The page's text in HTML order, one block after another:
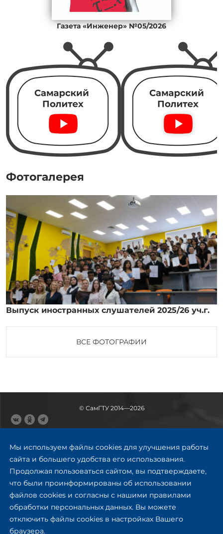
Газета «Инженер» №05/2026
Фотогалерея
Выпуск иностранных слушателей 2025/26 уч.г.
ВСЕ ФОТОГРАФИИ
Мы используем файлы cookies для улучшения работы
сайта и большего удобства его использования.
Продолжая пользоваться сайтом, вы подтверждаете,
что были проинформированы об использовании
файлов cookies и согласны с нашими правилами
обработки персональных данных. Вы можете
отключить файлы cookies в настройках Вашего
браузера.
© СамГТУ 2014—2026
443100, Самара
Ул. Молодогвардейская, 244,
главный корпус
8 (846) 278-43-11
rector@samgtu.ru
Приемная комиссия